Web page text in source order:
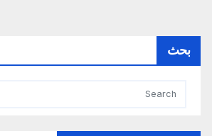
بحث